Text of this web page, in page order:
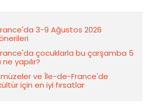
3-9 Ağustos 2026
çocuklarla bu çarşamba 5
yapılır?
ve Île-de-France'de
için en iyi fırsatlar